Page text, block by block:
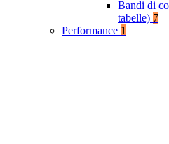
Bandi di
tabelle) 7
Performance 1